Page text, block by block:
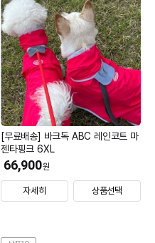
[무료배송] 바크독 ABC 레인코트 마
젠타핑크 6XL
66,900원
자세히 상품선택